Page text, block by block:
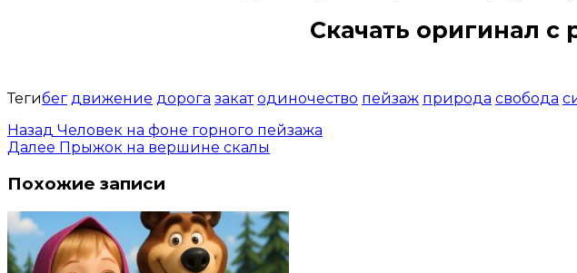
Скачать оригинал с
Тегибег движение дорога закат одиночество пейзаж природа свобода
Назад Человек на фоне горного пейзажа
Далее Прыжок на вершине скалы
Похожие записи